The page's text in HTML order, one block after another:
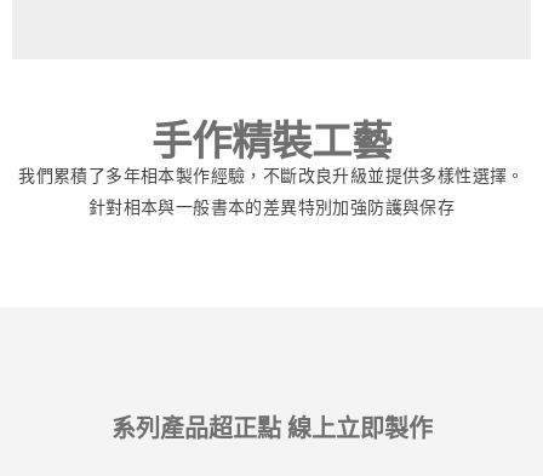
手作精裝工藝
我們累積了多年相本製作經驗，不斷改良升級並提供多樣性選擇。
針對相本與一般書本的差異特別加強防護與保存
系列產品超正點 線上立即製作